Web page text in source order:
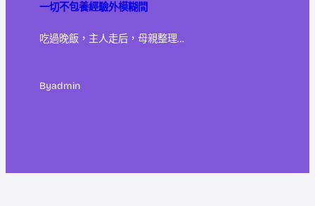
一切不包養經驗外模糊間
吃過晚飯，主人走后，母親整理…
Byadmin